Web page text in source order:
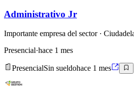
Administrativo Jr
Importante empresa del sector·
Presencial·hace 1 mes
PresencialSin sueldohace 1 mes